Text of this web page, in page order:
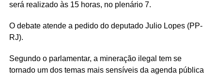
será realizado às 15 horas, no plenário 7.
O debate atende a pedido do deputado Julio Lopes (PP-
RJ).
Segundo o parlamentar, a mineração ilegal tem se
tornado um dos temas mais sensíveis da agenda pública